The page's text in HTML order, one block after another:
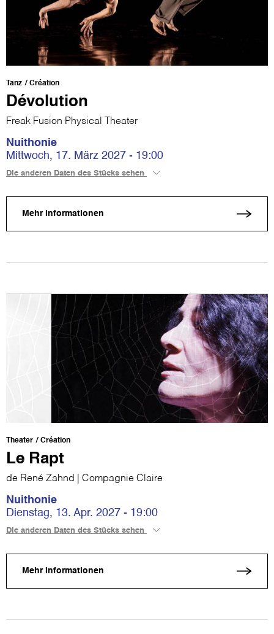
Tanz Création
Dévolution
Freak Fusion Physical Theater
Nuithonie
Mittwoch, 17. März 2027 - 19:00
Die anderen Daten des Stücks sehen
Mehr Informationen
Theater Création
Le Rapt
de René Zahnd | Compagnie Claire
Nuithonie
Dienstag, 13. Apr. 2027 - 19:00
Die anderen Daten des Stücks sehen
Mehr Informationen